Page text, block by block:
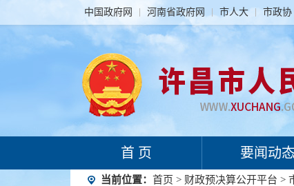
中国政府网 河南省政府网 市人大 市政协
首 页 要闻动态
当前位置： 首页 > 财政预决算公开平台 >